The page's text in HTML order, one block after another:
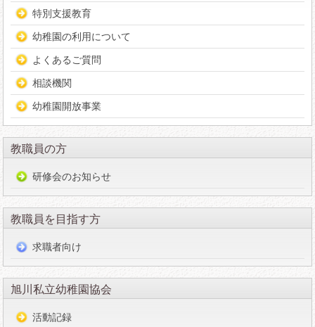
特別支援教育
幼稚園の利用について
よくあるご質問
相談機関
幼稚園開放事業
教職員の方
研修会のお知らせ
教職員を目指す方
求職者向け
旭川私立幼稚園協会
活動記録